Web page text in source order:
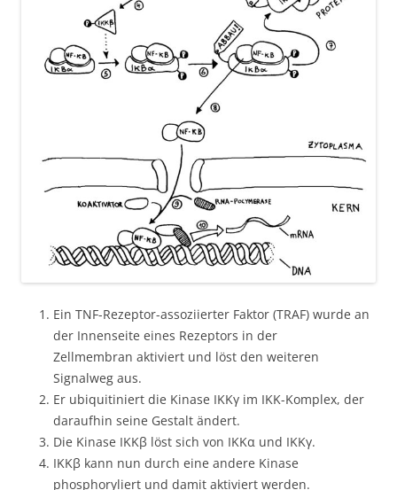
Ein TNF-Rezeptor-assoziierter Faktor (TRAF) wurde an
der Innenseite eines Rezeptors in der
Zellmembran aktiviert und löst den weiteren
Signalweg aus.
Er ubiquitiniert die Kinase IKKγ im IKK-Komplex, der
daraufhin seine Gestalt ändert.
Die Kinase IKKβ löst sich von IKKα und IKKγ.
IKKβ kann nun durch eine andere Kinase
phosphoryliert und damit aktiviert werden.